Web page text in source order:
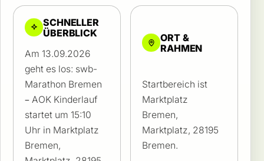
SCHNELLER
ÜBERBLICK
Am 13.09.2026
geht es los: swb-
Marathon Bremen
– AOK Kinderlauf
startet um 15:10
Uhr in Marktplatz
Bremen,
ORT &
RAHMEN
Startbereich ist
Marktplatz
Bremen,
Marktplatz, 28195
Bremen.